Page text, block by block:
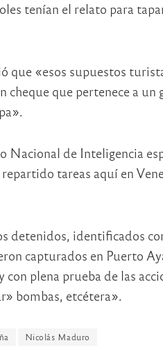
tenían el relato para
que «esos supuestos
cheque que pertenece a
Nacional de Inteligencia
tareas aquí en
detenidos, identificados
capturados en Puerto
con plena prueba de las
bombas, etcétera».
Nicolás Maduro